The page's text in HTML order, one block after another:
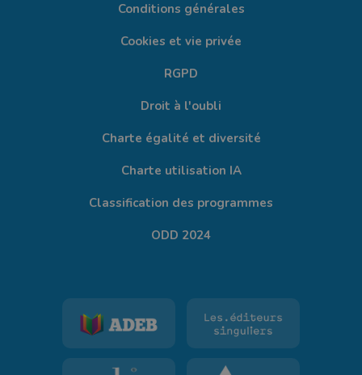
Conditions générales
Cookies et vie privée
RGPD
Droit à l'oubli
Charte égalité et diversité
Charte utilisation IA
Classification des programmes
ODD 2024